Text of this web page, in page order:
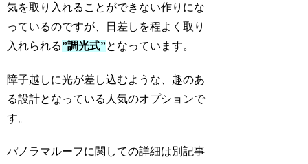
気を取り入れることができない作りにな
っているのですが、日差しを程よく取り
入れられる”調光式”となっています。
障子越しに光が差し込むような、趣のあ
る設計となっている人気のオプションで
す。
パノラマルーフに関しての詳細は別記事